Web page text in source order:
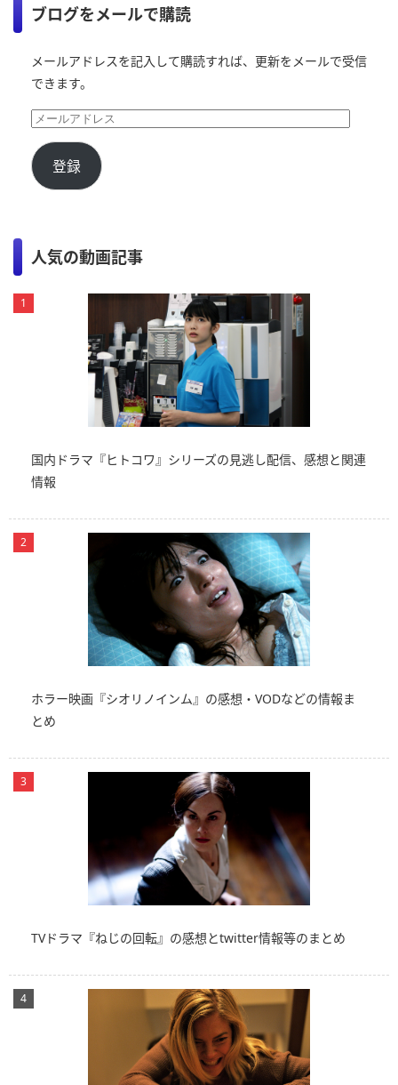
ブログをメールで購読
メールアドレスを記入して購読すれば、更新をメールで受信
できます。
登録
人気の動画記事
国内ドラマ『ヒトコワ』シリーズの見逃し配信、感想と関連
情報
ホラー映画『シオリノインム』の感想・VODなどの情報ま
とめ
TVドラマ『ねじの回転』の感想とtwitter情報等のまとめ